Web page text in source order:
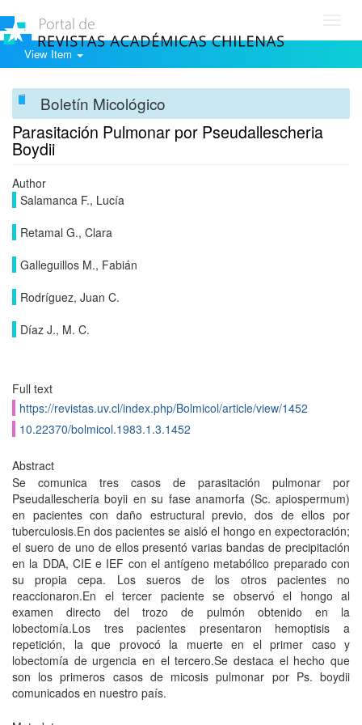
View Item
Boletín Micológico
Parasitación Pulmonar por Pseudallescheria
Boydii
Author
Salamanca F., Lucía
Retamal G., Clara
Galleguillos M., Fabián
Rodríguez, Juan C.
Díaz J., M. C.
Full text
https://revistas.uv.cl/index.php/Bolmicol/article/view/1452
10.22370/bolmicol.1983.1.3.1452
Abstract
Se comunica tres casos de parasitación pulmonar por
Pseudallescheria boyii en su fase anamorfa (Sc. apiospermum)
en pacientes con daño estructural previo, dos de ellos por
tuberculosis.En dos pacientes se aisló el hongo en expectoración;
el suero de uno de ellos presentó varias bandas de precipitación
en la DDA, CIE e IEF con el antígeno metabólico preparado con
su propia cepa. Los sueros de los otros pacientes no
reaccionaron.En el tercer paciente se observó el hongo al
examen directo del trozo de pulmón obtenido en la
lobectomía.Los tres pacientes presentaron hemoptisis a
repetición, la que provocó la muerte en el primer caso y
lobectomía de urgencia en el tercero.Se destaca el hecho que
son los primeros casos de micosis pulmonar por Ps. boydii
comunicados en nuestro país.